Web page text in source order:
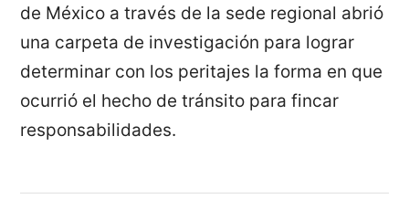
de México a través de la sede regional abrió
una carpeta de investigación para lograr
determinar con los peritajes la forma en que
ocurrió el hecho de tránsito para fincar
responsabilidades.